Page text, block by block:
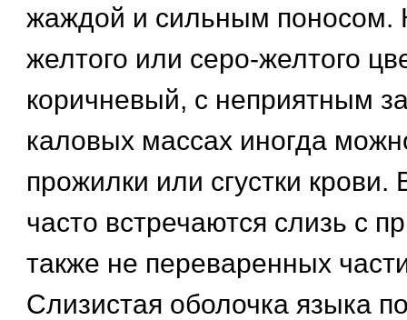
жаждой и сильным поносом.
желтого или серо-желтого
коричневый, с неприятным
каловых массах иногда
прожилки или сгустки
часто встречаются слизь с
также не переваренных
Слизистая оболочка языка